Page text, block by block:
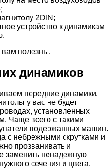
2DIN;
устройство к динамикам
вам полезны.
динамиков
передние динамики.
у вас не будет
установленных
Чаще всего с такими
подержанных машин.
с небрежными скрутками и
прозванивать и
заменить ненадежную
сечения и цвета.